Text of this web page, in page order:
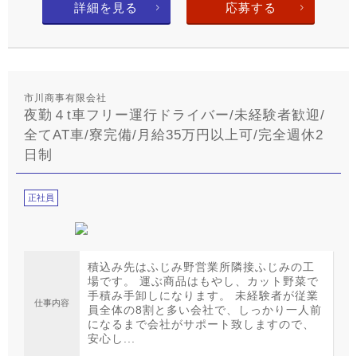
詳細を見る 応募する
市川商事有限会社
夜勤４t車フリー運行ドライバー/未経験者歓迎/
全てAT車/寮完備/月給35万円以上可/完全週休2
日制
正社員
仕事内容
積込み先はふじみ野営業所隣接ふじみの工
場です。 運ぶ商品はもやし、カット野菜で
手積み手卸しになります。 未経験者が従業
員全体の8割と多い会社で、しっかり一人前
になるまで会社がサポート致しますので、
安心し...